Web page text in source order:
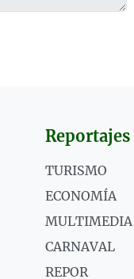
Reportajes
TURISMO
ECONOMÍA
MULTIMEDIA
CARNAVAL
REPOR